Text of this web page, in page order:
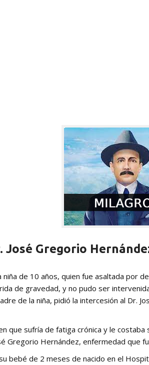
José Gregorio
niña de 10 años, quien fue asaltada por
de gravedad, y no pudo ser
de la niña, pidió la intercesión al Dr.
que sufría de fatiga crónica y le
Gregorio Hernández, enfermedad que
bebé de 2 meses de nacido en el